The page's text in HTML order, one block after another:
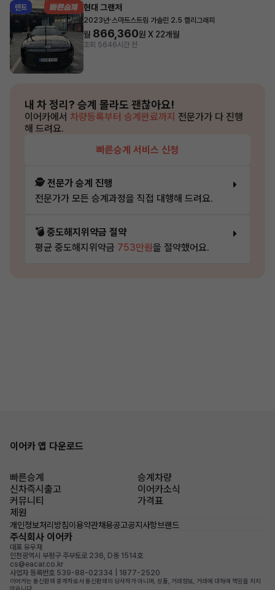
렌트 현대 그랜저
2023년·스마트스트림 가솔린 2.5 캘리그래피
월 866,360원 X 22개월
조회 5646시간 전
내 차 정리? 승계 몰라도 괜찮아요!
이어카에서 차량등록부터 승계완료까지 전문가가 다 진행
해 드려요.
빠른승계 서비스 신청
🕵️ 전문가 승계 진행
전문가가 모든 승계과정을 직접 대행해 드려요.
💣 중도해지위약금 절약
평균 중도해지위약금 753만원을 절약했어요.
이어카 앱 다운로드
빠른승계
승계차량
신차즉시출고
이어카소식
커뮤니티
가격표
제원
개인정보처리방침이용약관채용공고공지사항브랜드
주식회사 이어카
대표 유우재
인천광역시 부평구 주부토로 236, D동 1514호
cs@eacar.co.kr
사업자 등록번호 539-88-02334 | 1877-2520
이어카는 통신판매 중개자로서 통신판매의 당사자가 아니며, 상품, 거래정보, 거래에 대하여 책임을 지지
않습니다.